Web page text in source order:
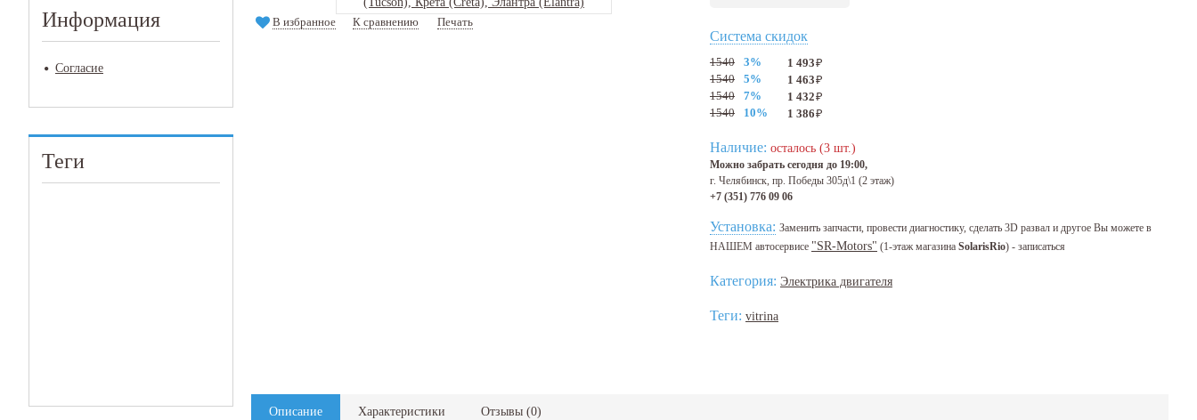
Информация
Согласие
Теги
В избранное К сравнению Печать
Система скидок
1540 3% 1 493₽
1540 5% 1 463₽
1540 7% 1 432₽
1540 10% 1 386₽
Наличие: осталось (3 шт.)
Можно забрать сегодня до 19:00,
г. Челябинск, пр. Победы 305д\1 (2 этаж)
+7 (351) 776 09 06
Установка: Заменить запчасти, провести диагностику, сделать 3D развал и другое Вы можете в
НАШЕМ автосервисе "SR-Motors" (1-этаж магазина SolarisRio) - записаться
Категория: Электрика двигателя
Теги: vitrina
Описание Характеристики Отзывы (0)